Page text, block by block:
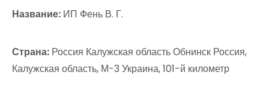
Название: ИП Фень В. Г.
Страна: Россия Калужская область Обнинск Россия,
Калужская область, М-3 Украина, 101-й километр